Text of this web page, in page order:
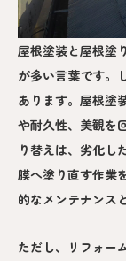
屋根塗装と屋根塗
が多い言葉です。
あります。屋根塗
や耐久性、美観を
り替えは、劣化し
膜へ塗り直す作業
的なメンテナンス
ただし、リフォー